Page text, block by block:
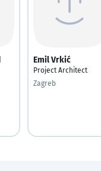
Emil Vrkić
Project Architect
Zagreb